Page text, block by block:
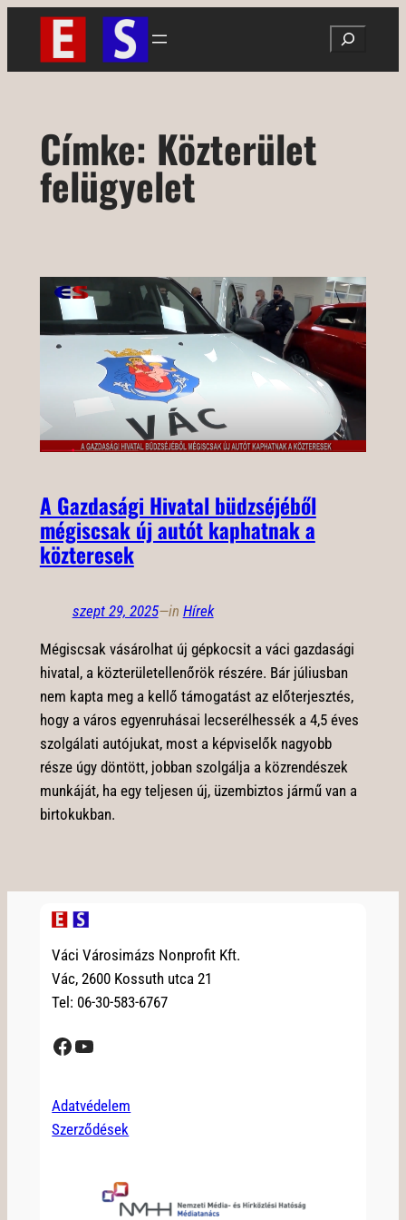
Ugrás
tartalomhoz
Search
Címke: Közterület
felügyelet
A Gazdasági Hivatal büdzséjéből
mégiscsak új autót kaphatnak a
közteresek
szept 29, 2025—in Hírek
Mégiscsak vásárolhat új gépkocsit a váci gazdasági
hivatal, a közterületellenőrök részére. Bár júliusban
nem kapta meg a kellő támogatást az előterjesztés,
hogy a város egyenruhásai lecserélhessék a 4,5 éves
szolgálati autójukat, most a képviselők nagyobb
része úgy döntött, jobban szolgálja a közrendészek
munkáját, ha egy teljesen új, üzembiztos jármű van a
birtokukban.
Váci Városimázs Nonprofit Kft.
Vác, 2600 Kossuth utca 21
Tel: 06-30-583-6767
Facebook YouTube
Adatvédelem
Szerződések